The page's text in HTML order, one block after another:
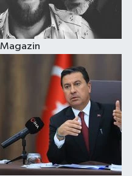
Magazin